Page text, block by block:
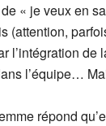
« je veux en
(attention,
l’intégration
l’équipe…
répond